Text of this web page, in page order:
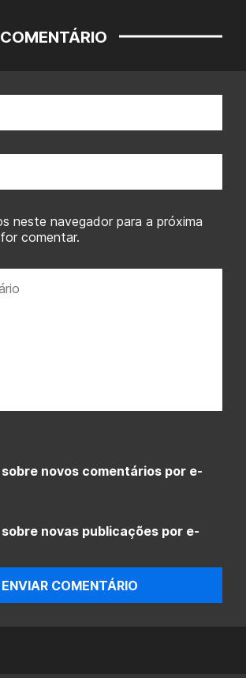
neste navegador para a próxima
comentar.
novos comentários por e-
novas publicações por e-
ENVIAR COMENTÁRIO